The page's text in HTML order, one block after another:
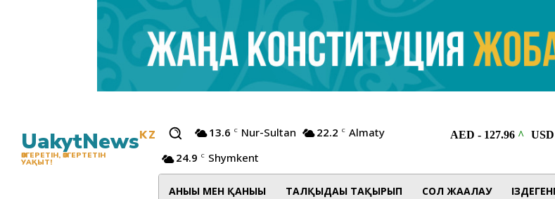
UakytNewsKZ
ӨЗГЕРЕТІН, ӨЗГЕРТЕТІН
УАҚЫТ!
13.6 C Nur-Sultan 22.2 C Almaty
24.9 C Shymkent
АНЫҒЫ МЕН ҚАНЫҒЫ ТАЛҚЫДАҒЫ ТАҚЫРЫП СОЛ ЖАҒАЛАУ